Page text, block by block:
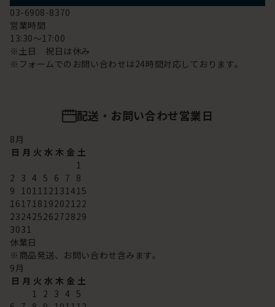
03-6908-8370
営業時間
13:30～17:00
※土日 祝日は休み
※フォームでのお問い合わせは24時間対応しております。
配送・お問い合わせ営業日
8月
日 月 火 水 木 金 土
1
2 3 4 5 6 7 8
9 101112131415
16171819202122
23242526272829
3031
休業日
※商品発送、お問い合わせ含みます。
9月
日 月 火 水 木 金 土
1 2 3 4 5